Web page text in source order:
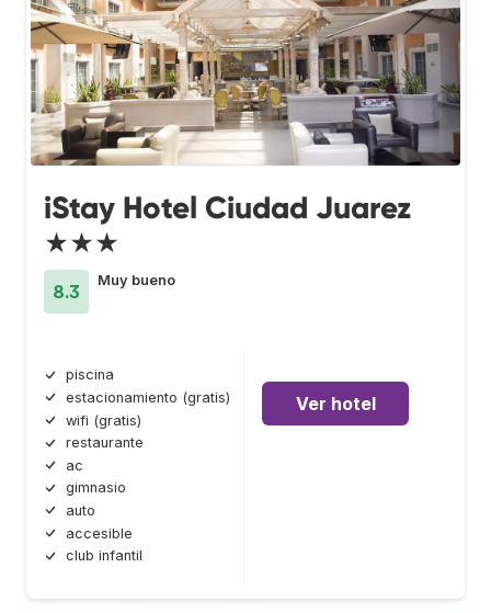
iStay Hotel Ciudad Juarez
★★★
8.3
Muy bueno
piscina
estacionamiento (gratis)
wifi (gratis)
restaurante
ac
gimnasio
auto
accesible
club infantil
Ver hotel